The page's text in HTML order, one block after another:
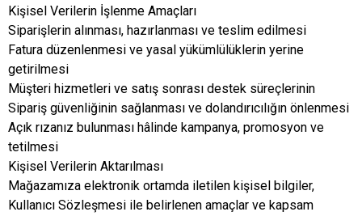
Kişisel Verilerin İşlenme Amaçları
Siparişlerin alınması, hazırlanması ve teslim edilmesi
Fatura düzenlenmesi ve yasal yükümlülüklerin yerine
getirilmesi
Müşteri hizmetleri ve satış sonrası destek süreçlerinin
Sipariş güvenliğinin sağlanması ve dolandırıcılığın önlenmesi
Açık rızanız bulunması hâlinde kampanya, promosyon ve
tetilmesi
Kişisel Verilerin Aktarılması
Mağazamıza elektronik ortamda iletilen kişisel bilgiler,
Kullanıcı Sözleşmesi ile belirlenen amaçlar ve kapsam